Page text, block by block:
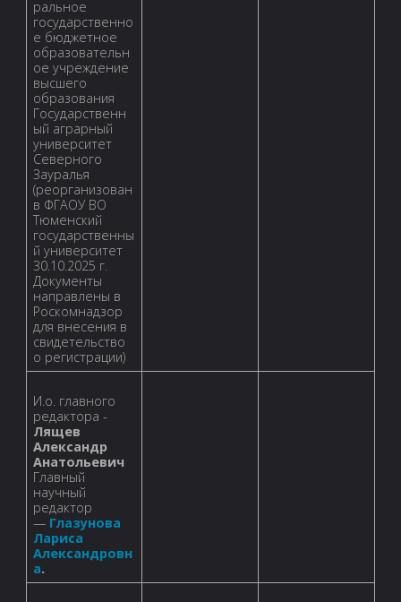
ральное
государственно
е бюджетное
образовательн
ое учреждение
высшего
образования
Государственн
ый аграрный
университет
Северного
Зауралья
(реорганизован
в ФГАОУ ВО
Тюменский
государственны
й университет
30.10.2025 г.
Документы
направлены в
Роскомнадзор
для внесения в
свидетельство
о регистрации)
И.о. главного
редактора -
Лящев
Александр
Анатольевич
Главный
научный
редактор
— Глазунова
Лариса
Александровн
а.